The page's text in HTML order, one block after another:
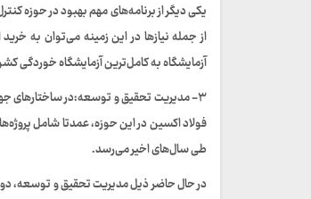
یکی دیگر از برنامه‌های مهم بهبود در حوزه
از جمله نیازها در این زمینه می‌توان به
آزمایشگاه به کامل‌ترین آزمایشگاه‌ خوردگی
فولاد اکسین در این حوزه، عمدتا شامل
طی سال‌های اخیر می‌رسد.
در حال حاضر ذیل مدیریت تحقیق و توسعه، دو